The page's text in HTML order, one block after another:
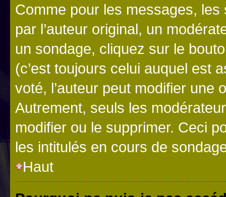
Comme pour les messages,
par l’auteur original, un
un sondage, cliquez sur le
(c’est toujours celui auquel est
voté, l’auteur peut modifier une
Autrement, seuls les
modifier ou le supprimer. Ceci
les intitulés en cours de
Haut